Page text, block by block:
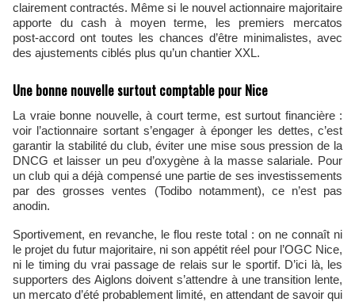
clairement contractés. Même si le nouvel actionnaire majoritaire
apporte du cash à moyen terme, les premiers mercatos
post‑accord ont toutes les chances d’être minimalistes, avec
des ajustements ciblés plus qu’un chantier XXL.
Une bonne nouvelle surtout comptable pour Nice
La vraie bonne nouvelle, à court terme, est surtout financière :
voir l’actionnaire sortant s’engager à éponger les dettes, c’est
garantir la stabilité du club, éviter une mise sous pression de la
DNCG et laisser un peu d’oxygène à la masse salariale. Pour
un club qui a déjà compensé une partie de ses investissements
par des grosses ventes (Todibo notamment), ce n’est pas
anodin.
Sportivement, en revanche, le flou reste total : on ne connaît ni
le projet du futur majoritaire, ni son appétit réel pour l’OGC Nice,
ni le timing du vrai passage de relais sur le sportif. D’ici là, les
supporters des Aiglons doivent s’attendre à une transition lente,
un mercato d’été probablement limité, en attendant de savoir qui